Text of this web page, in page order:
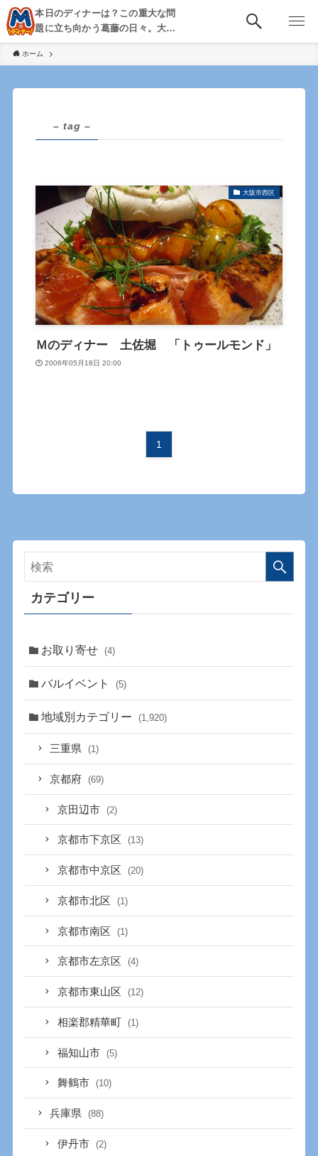
本日のディナーは？この重大な問
題に立ち向かう葛藤の日々。大
阪・京都・神戸を中心とした食べ
歩き、飲み歩きを綴る。
ホーム
– tag –
大阪市西区
Ｍのディナー 土佐堀 「トゥールモンド」
2006年05月18日 20:00
1
カテゴリー
お取り寄せ (4)
バルイベント (5)
地域別カテゴリー (1,920)
三重県 (1)
京都府 (69)
京田辺市 (2)
京都市下京区 (13)
京都市中京区 (20)
京都市北区 (1)
京都市南区 (1)
京都市左京区 (4)
京都市東山区 (12)
相楽郡精華町 (1)
福知山市 (5)
舞鶴市 (10)
兵庫県 (88)
伊丹市 (2)